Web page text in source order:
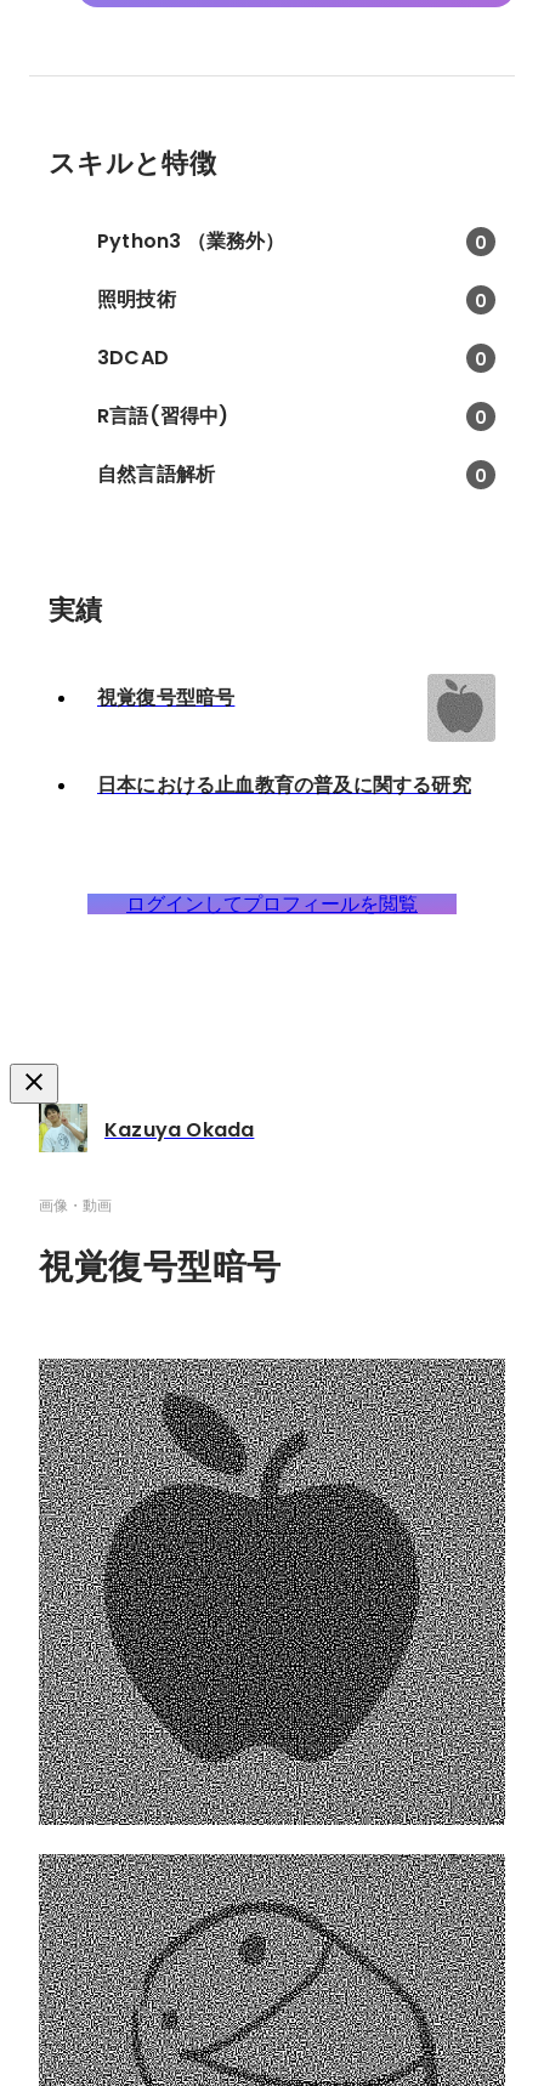
スキルと特徴
Python3 （業務外） 0
照明技術 0
3DCAD 0
R言語(習得中) 0
自然言語解析 0
実績
視覚復号型暗号
日本における止血教育の普及に関する研究
ログインしてプロフィールを閲覧
Kazuya Okada
画像・動画
視覚復号型暗号